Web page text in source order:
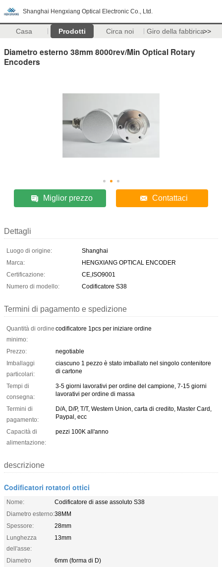
Shanghai Hengxiang Optical Electronic Co., Ltd.
Casa Prodotti Circa noi Giro della fabbrica>>
Diametro esterno 38mm 8000rev/Min Optical Rotary
Encoders
Miglior prezzo Contattaci
Dettagli
Luogo di origine:
Shanghai
Marca:
HENGXIANG OPTICAL ENCODER
Certificazione:
CE,ISO9001
Numero di modello:
Codificatore S38
Termini di pagamento e spedizione
Quantità di ordine
minimo:
codificatore 1pcs per iniziare ordine
Prezzo:
negotiable
Imballaggi
particolari:
ciascuno 1 pezzo è stato imballato nel singolo contenitore
di cartone
Tempi di
consegna:
3-5 giorni lavorativi per ordine del campione, 7-15 giorni
lavorativi per ordine di massa
Termini di
pagamento:
D/A, D/P, T/T, Western Union, carta di credito, Master Card,
Paypal, ecc
Capacità di
alimentazione:
pezzi 100K all'anno
descrizione
Codificatori rotatori ottici
Nome:
Codificatore di asse assoluto S38
Diametro esterno:38MM
Spessore:
28mm
Lunghezza
dell'asse:
13mm
Diametro
6mm (forma di D)